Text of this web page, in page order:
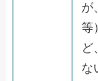
が
等
ど
な